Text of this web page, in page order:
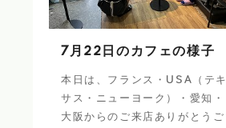
7月22日のカフェの様子
本日は、フランス・USA（テキ
サス・ニューヨーク）・愛知・
大阪からのご来店ありがとうご